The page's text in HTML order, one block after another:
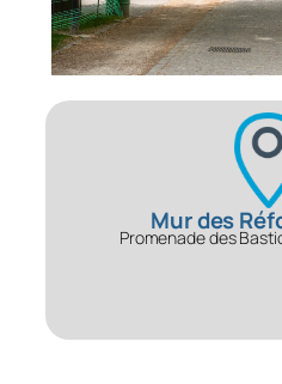
Mur des
Promenade des